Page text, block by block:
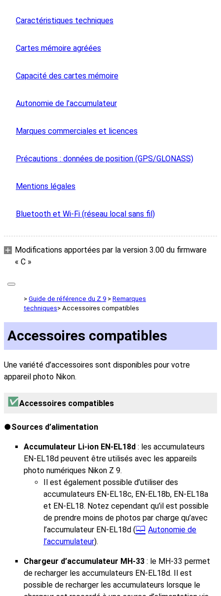
Caractéristiques techniques
Cartes mémoire agréées
Capacité des cartes mémoire
Autonomie de l’accumulateur
Marques commerciales et licences
Précautions : données de position (GPS/GLONASS)
Mentions légales
Bluetooth et Wi‑Fi (réseau local sans fil)
Modifications apportées par la version 3.00 du firmware
« C »
Guide de référence du Z 9
Remarques
techniques
Accessoires compatibles
Accessoires compatibles
Une variété d’accessoires sont disponibles pour votre
appareil photo Nikon.
Accessoires compatibles
Sources d’alimentation
Accumulateur Li-ion EN‑EL18d : les accumulateurs
EN‑EL18d peuvent être utilisés avec les appareils
photo numériques Nikon Z 9.
Il est également possible d’utiliser des
accumulateurs EN‑EL18c, EN‑EL18b, EN‑EL18a
et EN‑EL18. Notez cependant qu’il est possible
de prendre moins de photos par charge qu’avec
l’accumulateur EN‑EL18d (
Autonomie de
l’accumulateur).
Chargeur d’accumulateur MH‑33 : le MH‑33 permet
de recharger les accumulateurs EN‑EL18d. Il est
possible de recharger les accumulateurs lorsque le